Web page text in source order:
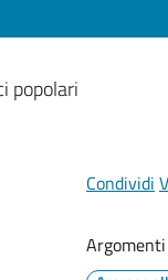
popolari
Condividi
Argomenti